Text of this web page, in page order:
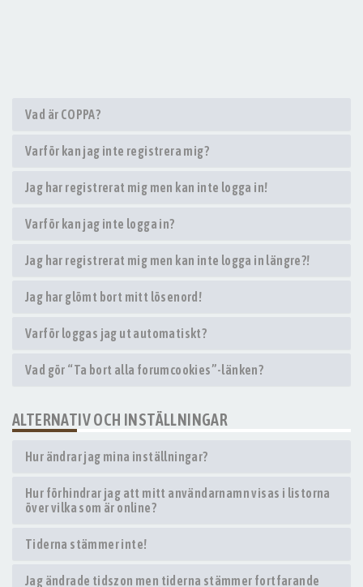
Vad är COPPA?
Varför kan jag inte registrera mig?
Jag har registrerat mig men kan inte logga in!
Varför kan jag inte logga in?
Jag har registrerat mig men kan inte logga in längre?!
Jag har glömt bort mitt lösenord!
Varför loggas jag ut automatiskt?
Vad gör “Ta bort alla forumcookies”-länken?
ALTERNATIV OCH INSTÄLLNINGAR
Hur ändrar jag mina inställningar?
Hur förhindrar jag att mitt användarnamn visas i listorna
över vilka som är online?
Tiderna stämmer inte!
Jag ändrade tidszon men tiderna stämmer fortfarande